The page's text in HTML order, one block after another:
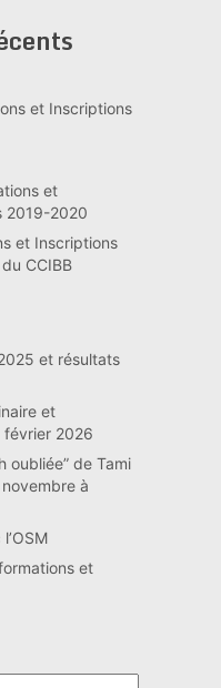
et Inscriptions
et
2019-2020
et Inscriptions
CCIBB
et résultats
et
février 2026
oubliée” de Tami
à
et